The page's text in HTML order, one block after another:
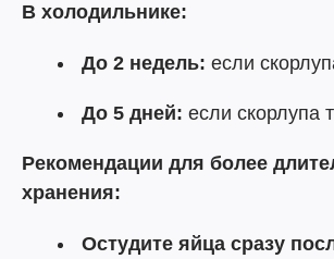
В холодильнике:
До 2 недель: если
До 5 дней: если скорлупа
Рекомендации для более
хранения:
Остудите яйца сразу